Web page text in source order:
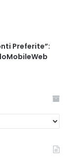
Preferite”: